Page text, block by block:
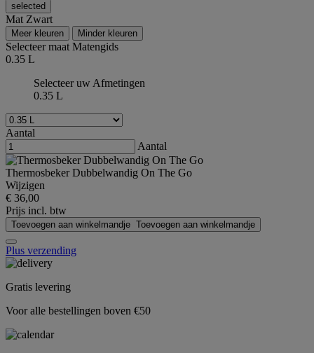
selected
Mat Zwart
Meer kleuren Minder kleuren
Selecteer maatMatengids
0.35 L
Selecteer uw Afmetingen
0.35 L
Aantal
Aantal
Thermosbeker Dubbelwandig On The Go
Wijzigen
€ 36,00
Prijs incl. btw
Toevoegen aan winkelmandje Toevoegen aan winkelmandje
Plus verzending
Gratis levering
Voor alle bestellingen boven €50